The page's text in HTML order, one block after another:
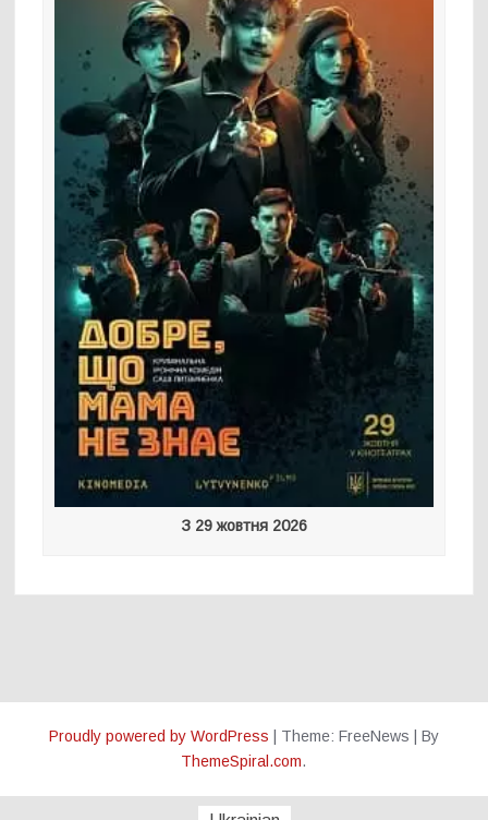
З 29 жовтня 2026
Proudly powered by WordPress Theme: FreeNews
By
ThemeSpiral.com.